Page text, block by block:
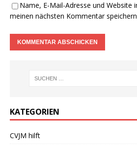
Name, E-Mail-Adresse und Website
meinen nächsten Kommentar
KATEGORIEN
CVJM hilft